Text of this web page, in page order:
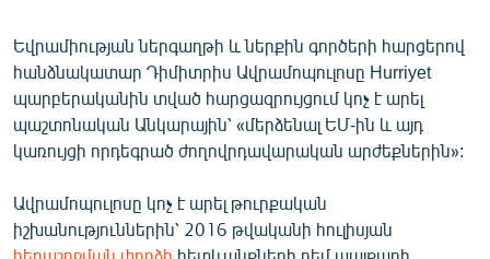
ՏԵՍԱՆՅՈՒԹԵՐ
ԲԱՆԱՎԵՃ
ՁԳՏԵԼՈՎ ԼԱՎԱԳՈՒՅՆԻՆ
Հայերեն
Եվրամիության ներգաղթի և ներքին գործերի հարցերով
հանձնակատար Դիմիտրիս Ավրամոպուլոսը Hurriyet
պարբերականին տված հարցազրույցում կոչ է արել
պաշտոնական Անկարային՝ «մերձենալ ԵՄ-ին և այդ
կառույցի որդեգրած ժողովրդավարական արժեքներին»:
Ավրամոպուլոսը կոչ է արել թուրքական
իշխանություններին՝ 2016 թվականի հուլիսյան
հեղաշրջման փորձի հետևանքների դեմ պայքարի